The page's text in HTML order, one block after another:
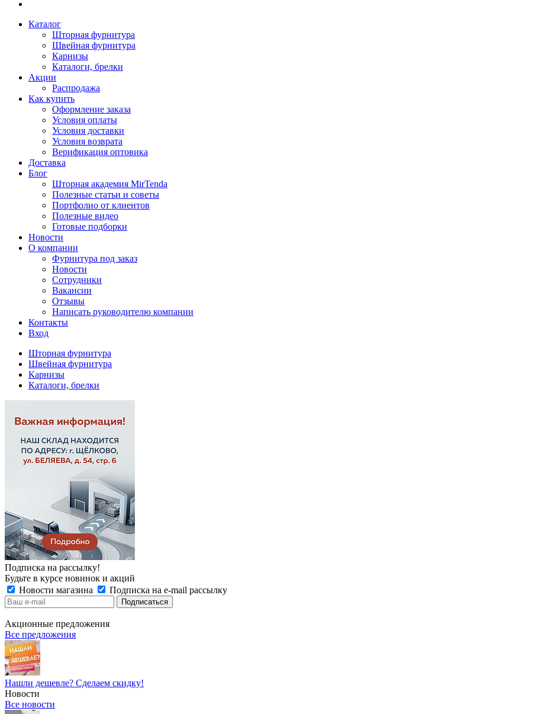
Каталог
Шторная фурнитура
Швейная фурнитура
Карнизы
Каталоги, брелки
Акции
Распродажа
Как купить
Оформление заказа
Условия оплаты
Условия доставки
Условия возврата
Верификация оптовика
Доставка
Блог
Шторная академия MirTenda
Полезные статьи и советы
Портфолио от клиентов
Полезные видео
Готовые подборки
Новости
О компании
Фурнитура под заказ
Новости
Сотрудники
Вакансии
Отзывы
Написать руководителю компании
Контакты
Вход
Шторная фурнитура
Швейная фурнитура
Карнизы
Каталоги, брелки
Подписка на рассылку!
Будьте в курсе новинок и акций
Новости магазина
Подписка на e-mail рассылку
Акционные предложения
Все предложения
Нашли дешевле? Сделаем скидку!
Новости
Все новости